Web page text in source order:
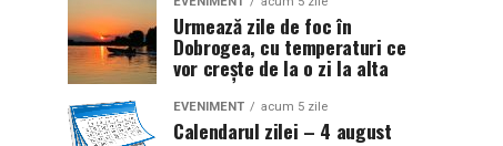
Urmează zile de foc în
Dobrogea, cu temperaturi ce
vor crește de la o zi la alta
EVENIMENT acum 5 zile
Calendarul zilei – 4 august